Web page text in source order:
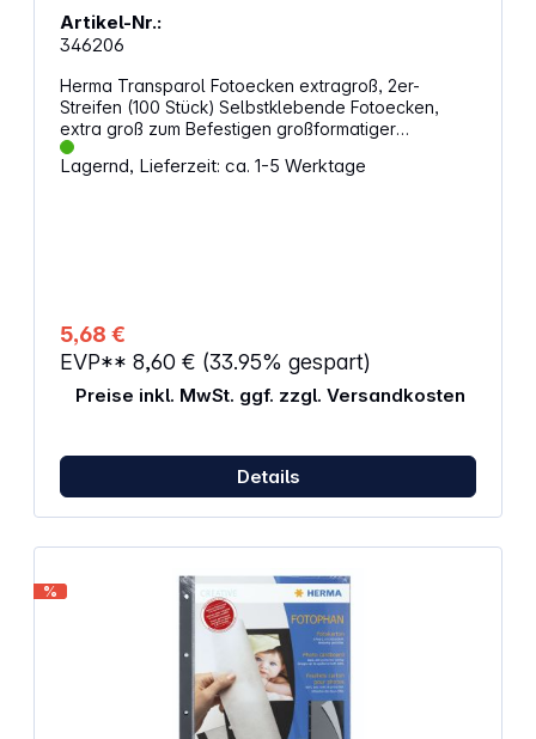
Artikel-Nr.:
346206
Herma Transparol Fotoecken extragroß, 2er-
Streifen (100 Stück) Selbstklebende Fotoecken,
extra groß zum Befestigen großformatiger
Fotosoder philatelistischer Ganzsachen. Durch
überstehende Klarsichttaschen fast unsichtbar. Die
Lagernd, Lieferzeit: ca. 1-5 Werktage
5,68 €
EVP** 8,60 € (33.95% gespart)
Preise inkl. MwSt. ggf. zzgl. Versandkosten
Details
%